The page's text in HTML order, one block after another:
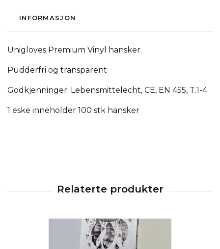
INFORMASJON
Unigloves Premium Vinyl hansker.
Pudderfri og transparent
Godkjenninger: Lebensmittelecht, CE, EN 455, T.1-4
1 eske inneholder 100 stk hansker